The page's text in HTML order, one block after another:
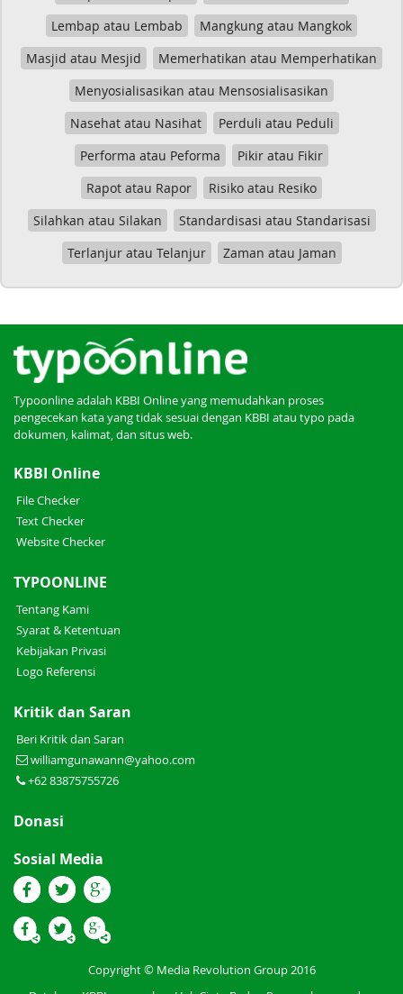
Lembap atau Lembab
Mangkung atau Mangkok
Masjid atau Mesjid
Memerhatikan atau Memperhatikan
Menyosialisasikan atau Mensosialisasikan
Nasehat atau Nasihat
Perduli atau Peduli
Performa atau Peforma
Pikir atau Fikir
Rapot atau Rapor
Risiko atau Resiko
Silahkan atau Silakan
Standardisasi atau Standarisasi
Terlanjur atau Telanjur
Zaman atau Jaman
Typoonline adalah KBBI Online yang memudahkan proses
pengecekan kata yang tidak sesuai dengan KBBI atau typo pada
dokumen, kalimat, dan situs web.
KBBI Online
File Checker
Text Checker
Website Checker
TYPOONLINE
Tentang Kami
Syarat & Ketentuan
Kebijakan Privasi
Logo Referensi
Kritik dan Saran
Beri Kritik dan Saran
williamgunawann@yahoo.com
+62 83875755726
Donasi
Sosial Media
Copyright © Media Revolution Group 2016